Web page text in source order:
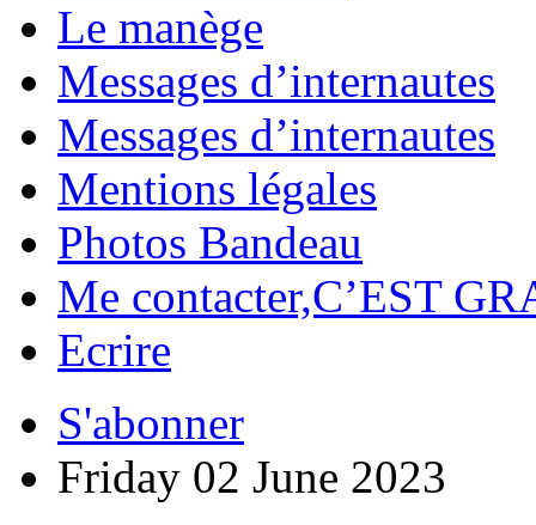
Le manège
Messages d’internautes
Messages d’internautes
Mentions légales
Photos Bandeau
Me contacter,C’EST
Ecrire
S'abonner
Friday 02 June 2023